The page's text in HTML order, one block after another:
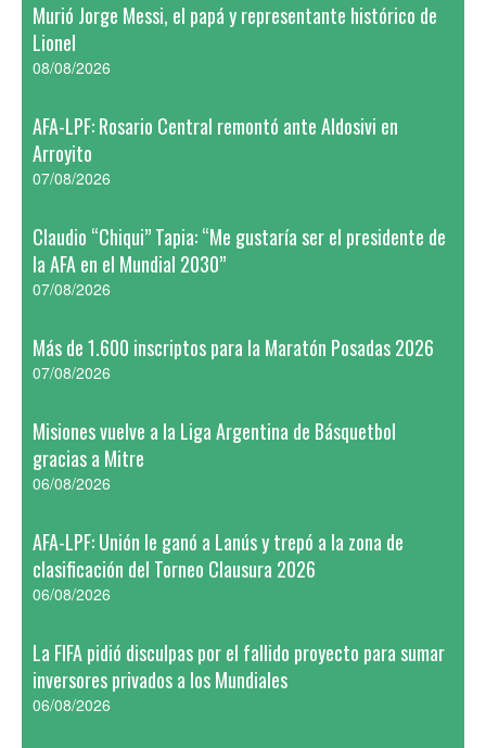
Murió Jorge Messi, el papá y representante histórico de
Lionel
08/08/2026
AFA-LPF: Rosario Central remontó ante Aldosivi en
Arroyito
07/08/2026
Claudio “Chiqui” Tapia: “Me gustaría ser el presidente de
la AFA en el Mundial 2030”
07/08/2026
Más de 1.600 inscriptos para la Maratón Posadas 2026
07/08/2026
Misiones vuelve a la Liga Argentina de Básquetbol
gracias a Mitre
06/08/2026
AFA-LPF: Unión le ganó a Lanús y trepó a la zona de
clasificación del Torneo Clausura 2026
06/08/2026
La FIFA pidió disculpas por el fallido proyecto para sumar
inversores privados a los Mundiales
06/08/2026